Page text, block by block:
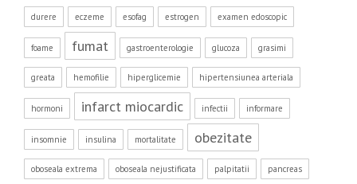
durere eczeme esofag estrogen examen edoscopic
foame fumat gastroenterologie glucoza grasimi
greata hemofilie hiperglicemie hipertensiunea arteriala
hormoni infarct miocardic infectii informare
insomnie insulina mortalitate obezitate
oboseala extrema oboseala nejustificata palpitatii pancreas